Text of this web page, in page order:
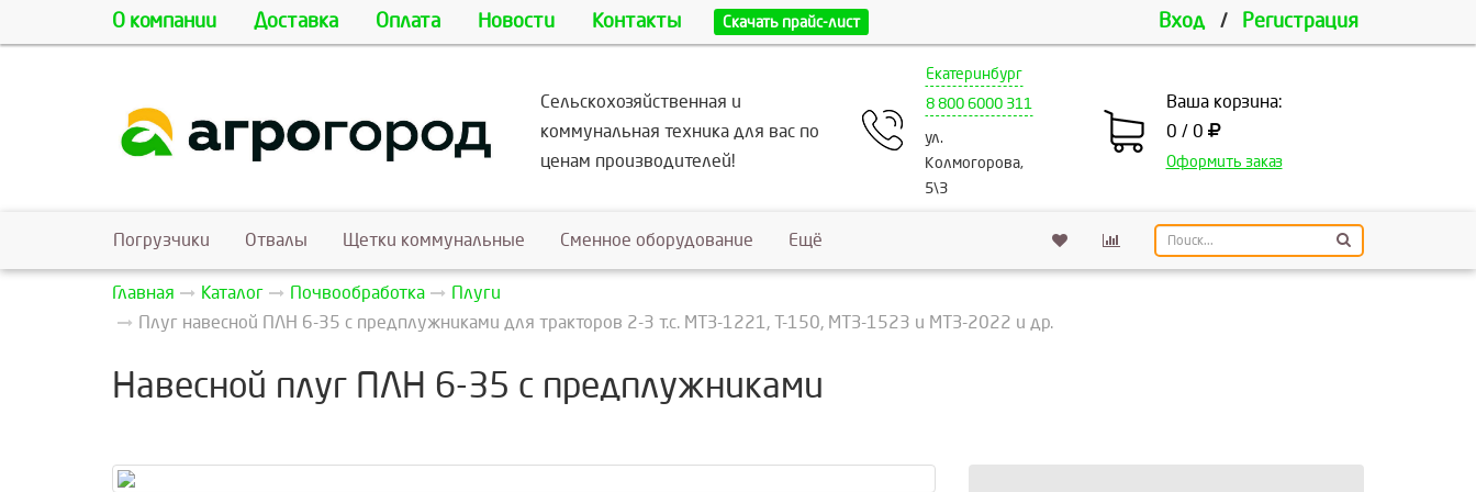
О компании Доставка Оплата Новости Контакты Скачать прайс-лист Вход / Регистрация
Сельскохозяйственная и
коммунальная техника для вас по
ценам производителей!
Екатеринбург
8 800 6000 311
ул.
Колмогорова,
5\3
Ваша корзина:
0 / 0
Оформить заказ
Погрузчики Отвалы Щетки коммунальные Сменное оборудование Ещё
Главная Каталог Почвообработка
Плуги
Плуг навесной ПЛН 6-35 с предплужниками для тракторов 2-3 т.с. МТЗ-1221, Т-150, МТЗ-1523 и МТЗ-2022 и др.
Навесной плуг ПЛН 6-35 с предплужниками